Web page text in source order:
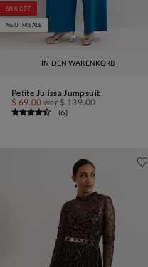
IN DEN WARENKORB
50% OFF
NEU IM SALE
Petite Julissa Jumpsuit
$ 69.00 war$ 139.00
(6)